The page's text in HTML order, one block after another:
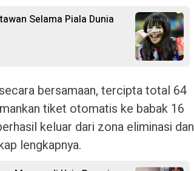
Selama Piala Dunia
bersamaan, tercipta total 64
tiket otomatis ke babak 16
keluar dari zona eliminasi dan
lengkapnya.